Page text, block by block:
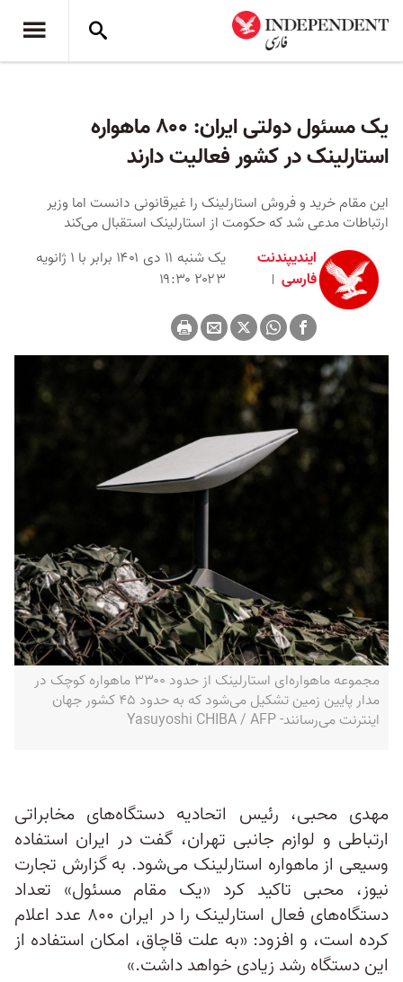
یک مسئول دولتی ایران: ۸۰۰ ماهواره
استارلینک در کشور فعالیت دارند
این مقام خرید و فروش استارلینک را غیرقانونی دانست اما وزیر
ارتباطات مدعی شد که حکومت از استارلینک استقبال می‌کند
ایندیپندنت
فارسی
یک شنبه ۱۱ دی ۱۴۰۱ برابر با ۱ ژانویه
۲۰۲۳ ۱۹:۳۰
مجموعه ماهواره‌ای استارلینک از حدود ۳۳۰۰ ماهواره کوچک در
مدار پایین زمین تشکیل می‌شود که به حدود ۴۵ کشور جهان
اینترنت می‌رسانند- Yasuyoshi CHIBA / AFP
مهدی محبی، رئیس اتحادیه دستگاه‌های مخابراتی
ارتباطی و لوازم جانبی تهران، گفت در ایران استفاده
وسیعی از ماهواره استارلینک می‌شود. به گزارش تجارت
نیوز، محبی تاکید کرد «یک مقام مسئول» تعداد
دستگاه‌های فعال استارلینک را در ایران ۸۰۰ عدد اعلام
کرده است، و افزود: «به علت قاچاق، امکان استفاده از
این دستگاه رشد زیادی خواهد داشت.»